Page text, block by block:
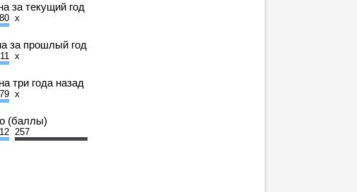
за текущий год
x
за прошлый год
x
три года назад
x
(баллы)
257